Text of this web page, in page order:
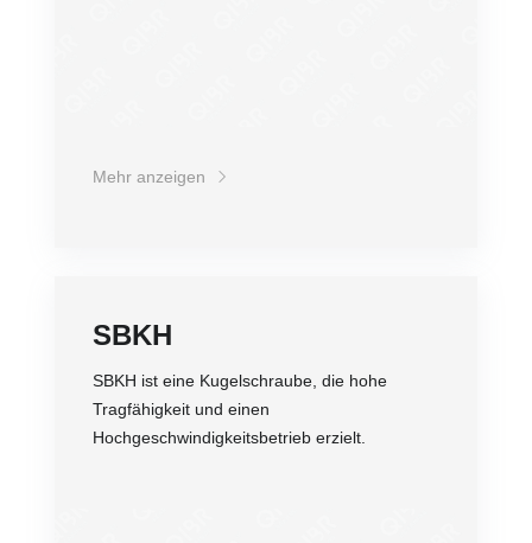
Mehr anzeigen
SBKH
SBKH ist eine Kugelschraube, die hohe
Tragfähigkeit und einen
Hochgeschwindigkeitsbetrieb erzielt.